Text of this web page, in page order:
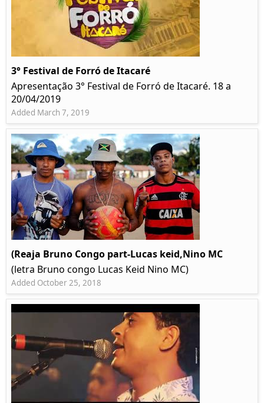
3° Festival de Forró de Itacaré
Apresentação 3° Festival de Forró de Itacaré. 18 a
20/04/2019
Added March 7, 2019
(Reaja Bruno Congo part-Lucas keid,Nino MC
(letra Bruno congo Lucas Keid Nino MC)
Added October 25, 2018